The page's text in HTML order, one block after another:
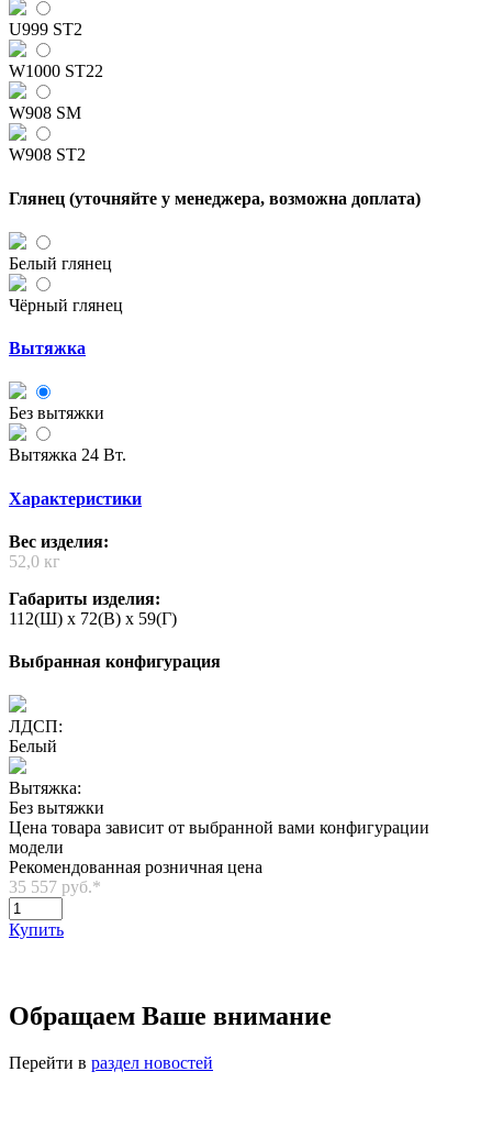
U999 ST2
W1000 ST22
W908 SM
W908 ST2
Глянец (уточняйте у менеджера, возможна доплата)
Белый глянец
Чёрный глянец
Вытяжка
Без вытяжки
Вытяжка 24 Вт.
Характеристики
Вес изделия:
52,0 кг
Габариты изделия:
112(Ш) x 72(В) x 59(Г)
Выбранная конфигурация
ЛДСП:
Белый
Вытяжка:
Без вытяжки
Цена товара зависит от выбранной вами конфигурации
модели
Рекомендованная розничная цена
35 557 руб.*
Купить
Обращаем Ваше внимание
Перейти в раздел новостей